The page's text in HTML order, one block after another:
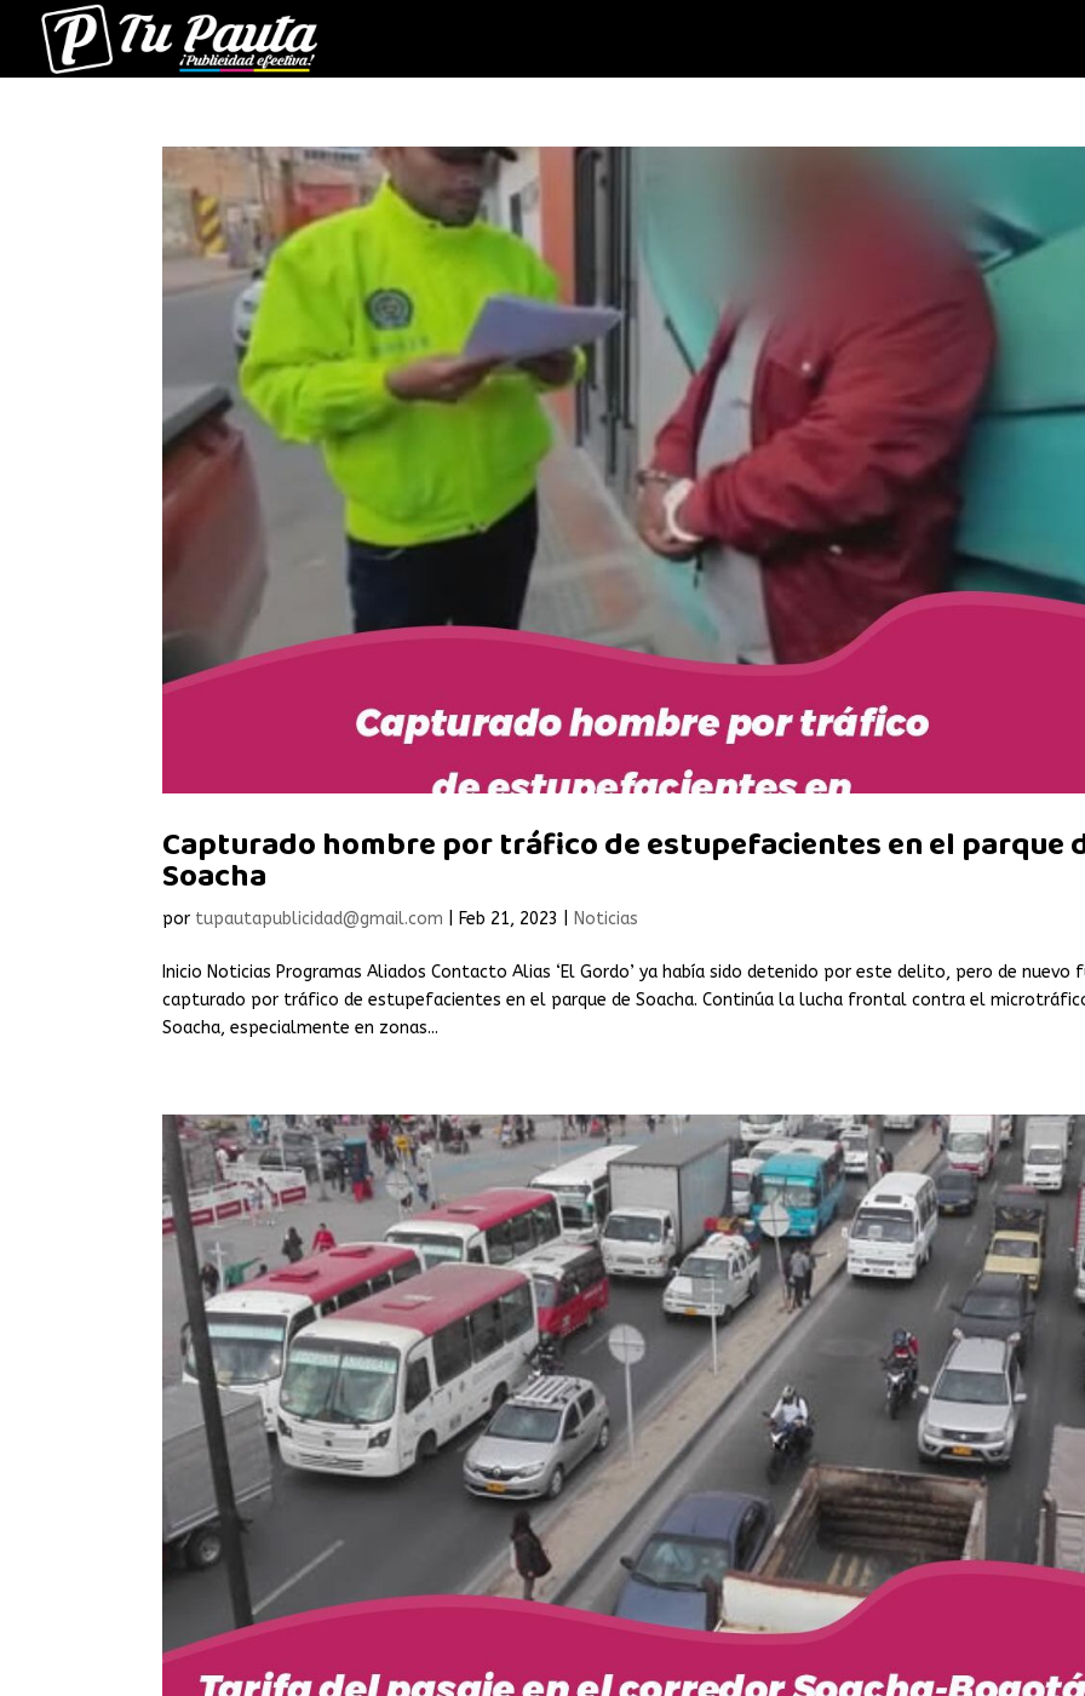
Capturado hombre por tráfico de estupefacientes en el parque
Soacha
por tupautapublicidad@gmail.com Feb 21, 2023 Noticias
Inicio Noticias Programas Aliados Contacto Alias ‘El Gordo’ ya había sido detenido por este delito, pero de nuevo
capturado por tráfico de estupefacientes en el parque de Soacha. Continúa la lucha frontal contra el
Soacha, especialmente en zonas...